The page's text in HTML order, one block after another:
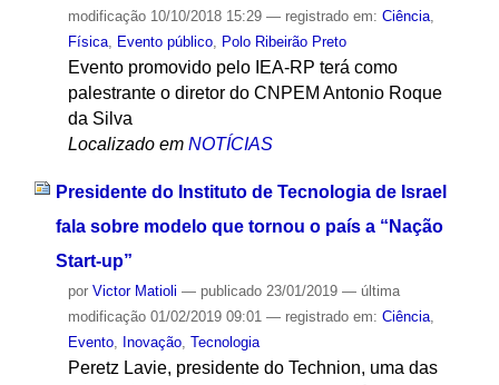
modificação10/10/2018 15:29 — registrado em: Ciência,
Física, Evento público, Polo Ribeirão Preto
Evento promovido pelo IEA-RP terá como
palestrante o diretor do CNPEM Antonio Roque
da Silva
Localizado em NOTÍCIAS
Presidente do Instituto de Tecnologia de Israel
fala sobre modelo que tornou o país a “Nação
Start-up”
por Victor Matioli — publicado23/01/2019 — última
modificação01/02/2019 09:01 — registrado em: Ciência,
Evento, Inovação, Tecnologia
Peretz Lavie, presidente do Technion, uma das